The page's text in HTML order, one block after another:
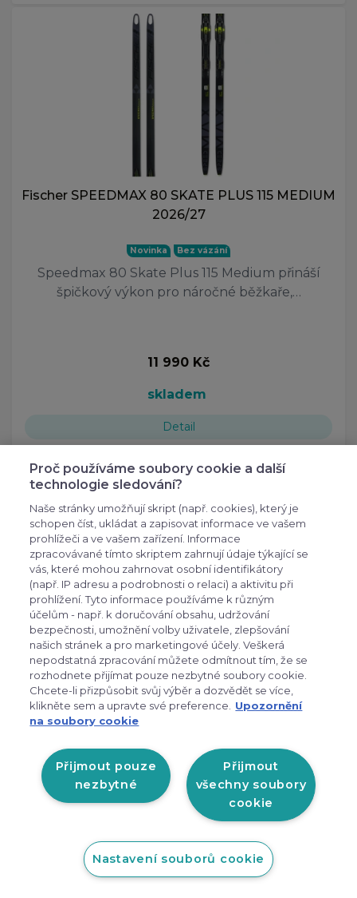
Fischer SPEEDMAX 80 SKATE PLUS 115 MEDIUM
2026/27
Novinka Bez vázání
Speedmax 80 Skate Plus 115 Medium přináší
špičkový výkon pro náročné běžkaře,…
11 990 Kč
skladem
Detail
Fischer SPEEDMAX 80 SKATE PLUS 115 STIFF
2026/27
Novinka
Speedmax 80 Skate Plus 115 Stiff nabízí špičkový
11 990 Kč
skladem
Detail
Proč používáme soubory cookie a další
technologie sledování?
Naše stránky umožňují skript (např. cookies), který je
schopen číst, ukládat a zapisovat informace ve vašem
prohlížeči a ve vašem zařízení. Informace
zpracovávané tímto skriptem zahrnují údaje týkající se
vás, které mohou zahrnovat osobní identifikátory
(např. IP adresu a podrobnosti o relaci) a aktivitu při
prohlížení. Tyto informace používáme k různým
účelům - např. k doručování obsahu, udržování
bezpečnosti, umožnění volby uživatele, zlepšování
našich stránek a pro marketingové účely. Veškerá
nepodstatná zpracování můžete odmítnout tím, že se
rozhodnete přijímat pouze nezbytné soubory cookie.
Chcete-li přizpůsobit svůj výběr a dozvědět se více,
klikněte sem a upravte své preference.
Upozornění
na soubory cookie
Přijmout
všechny soubory
cookie
Přijmout pouze
nezbytné
Nastavení souborů cookie